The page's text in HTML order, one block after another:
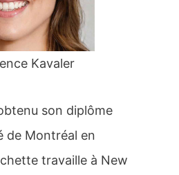
Kavaler
son diplôme
de Montréal en
travaille à New